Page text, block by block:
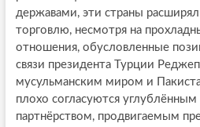
державами, эти страны
торговлю, несмотря на
отношения, обусловленные
связи президента Турции
мусульманским миром и
плохо согласуются
партнёрством, продвигаемым